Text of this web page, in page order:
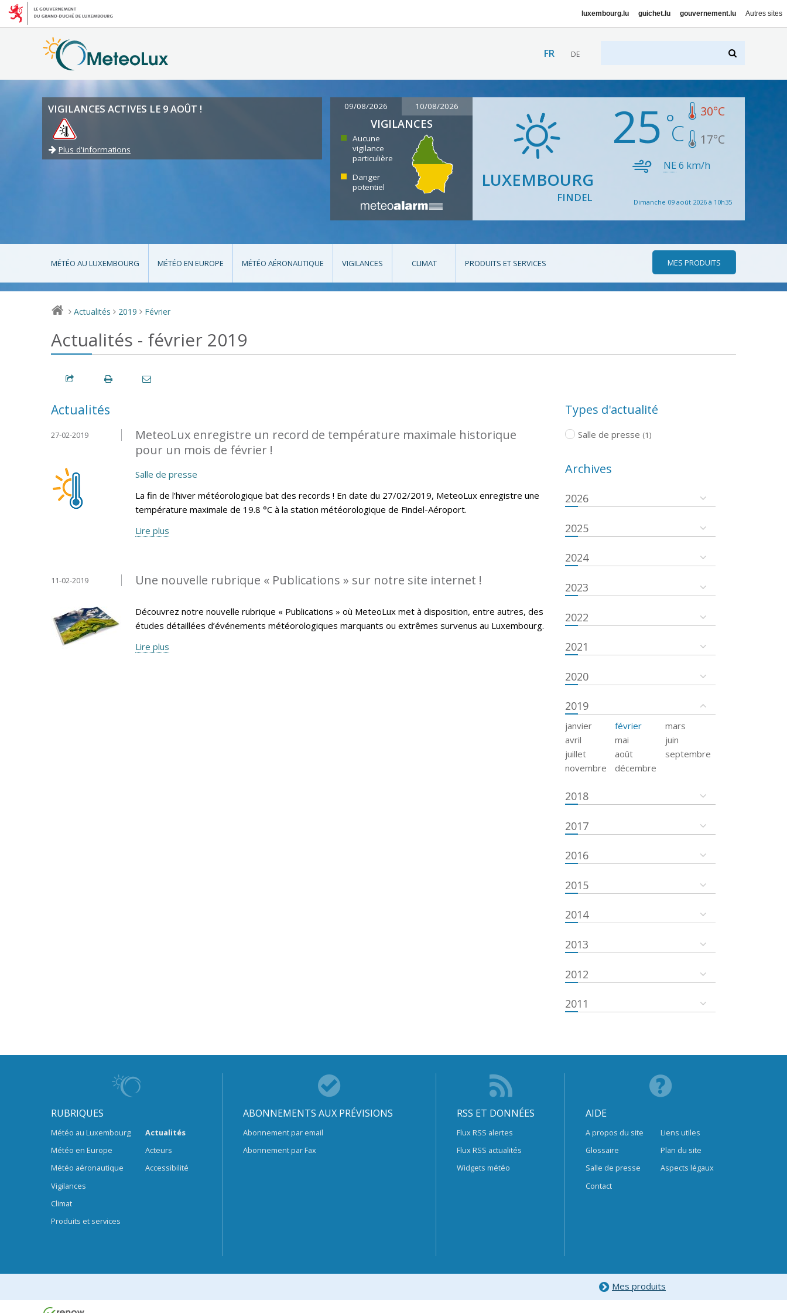
luxembourg.lu guichet.lu gouvernement.lu Autres sites
FR DE
VIGILANCES ACTIVES LE 9 AOÛT !
Plus d'informations
09/08/2026 10/08/2026
VIGILANCES
Aucune
vigilance
particulière
Danger
potentiel
LUXEMBOURG
FINDEL
25 30°C
17°C
NE6 km/h
Dimanche 09 août 2026 à 10h35
MÉTÉO AU LUXEMBOURG MÉTÉO EN EUROPE MÉTÉO AÉRONAUTIQUE VIGILANCES CLIMAT PRODUITS ET SERVICES MES PRODUITS
> Actualités > 2019 > Février
Actualités - février 2019
Actualités
MeteoLux enregistre un record de température maximale historique
pour un mois de février !
27-02-2019
Salle de presse
La fin de l’hiver météorologique bat des records ! En date du 27/02/2019, MeteoLux enregistre une
température maximale de 19.8 °C à la station météorologique de Findel-Aéroport.
Lire plus
Une nouvelle rubrique « Publications » sur notre site internet !
11-02-2019
Découvrez notre nouvelle rubrique « Publications » où MeteoLux met à disposition, entre autres, des
études détaillées d’événements météorologiques marquants ou extrêmes survenus au Luxembourg.
Lire plus
Types d'actualité
Salle de presse (1)
Archives
2026
2025
2024
2023
2022
2021
2020
2019
janvier février
mars
avril
mai
juin
juillet
août
septembre
novembre
décembre
2018
2017
2016
2015
2014
2013
2012
2011
RUBRIQUES
Météo au Luxembourg
Météo en Europe
Météo aéronautique
Vigilances
Climat
Produits et services
Actualités
Acteurs
Accessibilité
ABONNEMENTS AUX PRÉVISIONS
Abonnement par email
Abonnement par Fax
RSS ET DONNÉES
Flux RSS alertes
Flux RSS actualités
Widgets météo
AIDE
A propos du site
Glossaire
Salle de presse
Contact
Liens utiles
Plan du site
Aspects légaux
Mes produits